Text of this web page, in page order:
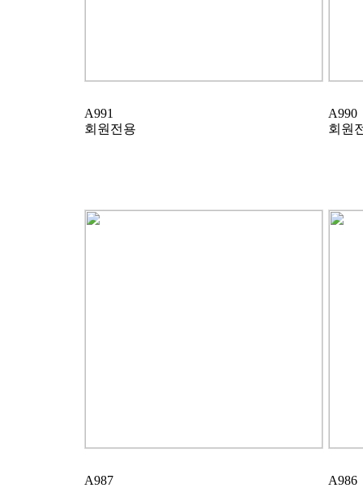
A991
회원전용
A990
회원
A987
A986